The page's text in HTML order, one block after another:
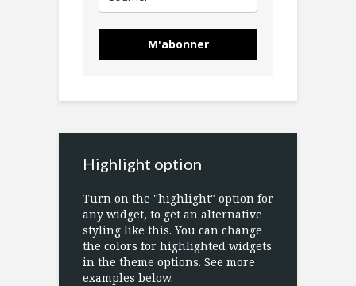
M'abonner
Highlight option
Turn on the "highlight" option for
any widget, to get an alternative
styling like this. You can change
the colors for highlighted widgets
in the theme options. See more
examples below.